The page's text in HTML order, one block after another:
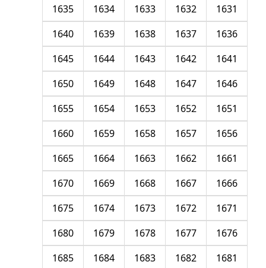
1631
1632
1633
1634
1635
1636
1637
1638
1639
1640
1641
1642
1643
1644
1645
1646
1647
1648
1649
1650
1651
1652
1653
1654
1655
1656
1657
1658
1659
1660
1661
1662
1663
1664
1665
1666
1667
1668
1669
1670
1671
1672
1673
1674
1675
1676
1677
1678
1679
1680
1681
1682
1683
1684
1685